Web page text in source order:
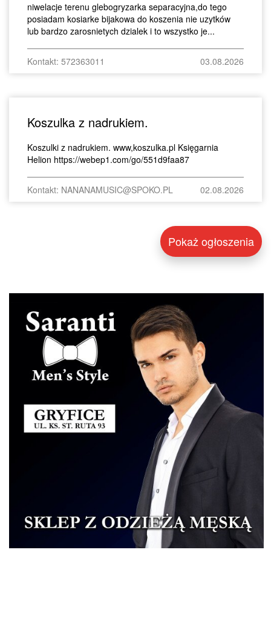
niwelacje terenu glebogryzarka separacyjna,do tego
posiadam kosiarke bijakowa do koszenia nie uzytków
lub bardzo zarosnietych dzialek i to wszystko je...
Kontakt: 572363011 03.08.2026
Koszulka z nadrukiem.
Koszulki z nadrukiem. www,koszulka.pl Księgarnia
Helion https://webep1.com/go/551d9faa87
Kontakt: NANANAMUSIC@SPOKO.PL 02.08.2026
Pokaż ogłoszenia